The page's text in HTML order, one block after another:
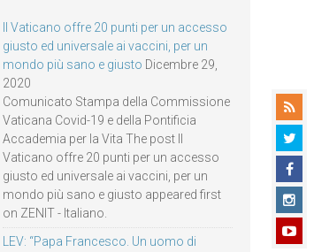
Il Vaticano offre 20 punti per un accesso
giusto ed universale ai vaccini, per un
mondo più sano e giusto Dicembre 29,
2020
Comunicato Stampa della Commissione
Vaticana Covid-19 e della Pontificia
Accademia per la Vita The post Il
Vaticano offre 20 punti per un accesso
giusto ed universale ai vaccini, per un
mondo più sano e giusto appeared first
on ZENIT - Italiano.
LEV: “Papa Francesco. Un uomo di